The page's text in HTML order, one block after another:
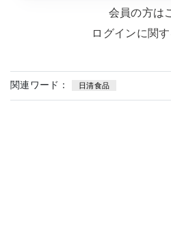
会員の方は
ログインに関
関連ワード： 日清食品